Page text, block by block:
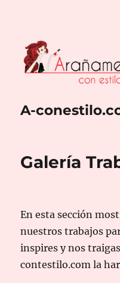
A-
Galería
En esta sección
nuestros trabajos
inspires y nos
contestilo.com la